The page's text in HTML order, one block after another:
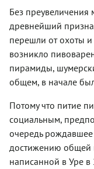
Без преувеличения
древнейший
перешли от охоты и
возникло
пирамиды,
общем, в начале
Потому что питие
социальным,
очередь рождавшее
достижению общей
написанной в Уре в